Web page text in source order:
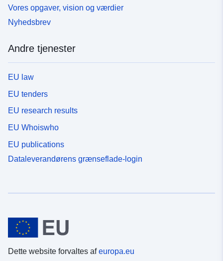
Vores opgaver, vision og værdier
Nyhedsbrev
Andre tjenester
EU law
EU tenders
EU research results
EU Whoiswho
EU publications
Dataleverandørens grænseflade-login
Dette website forvaltes afeuropa.eu